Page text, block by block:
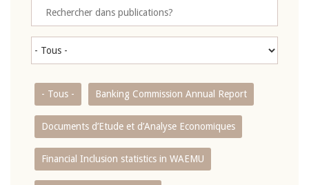
- Tous - Banking Commission Annual Report
Documents d’Etude et d’Analyse Economiques
Financial Inclusion statistics in WAEMU